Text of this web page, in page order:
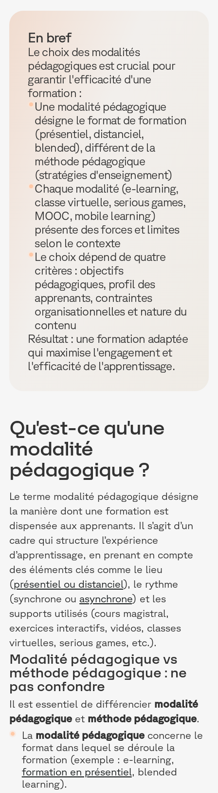
En bref
Le choix des modalités
pédagogiques est crucial pour
garantir l'efficacité d'une
formation :
Une modalité pédagogique
désigne le format de formation
(présentiel, distanciel,
blended), différent de la
méthode pédagogique
(stratégies d'enseignement)
Chaque modalité (e-learning,
classe virtuelle, serious games,
MOOC, mobile learning)
présente des forces et limites
selon le contexte
Le choix dépend de quatre
critères : objectifs
pédagogiques, profil des
apprenants, contraintes
organisationnelles et nature du
contenu
Résultat : une formation adaptée
qui maximise l'engagement et
l'efficacité de l'apprentissage.
Qu'est-ce qu'une
modalité
pédagogique ?
Le terme modalité pédagogique désigne
la manière dont une formation est
dispensée aux apprenants. Il s’agit d’un
cadre qui structure l’expérience
d’apprentissage, en prenant en compte
des éléments clés comme le lieu
(présentiel ou distanciel), le rythme
(synchrone ou asynchrone) et les
supports utilisés (cours magistral,
exercices interactifs, vidéos, classes
virtuelles, serious games, etc.).
Modalité pédagogique vs
méthode pédagogique : ne
pas confondre
Il est essentiel de différencier modalité
pédagogique et méthode pédagogique.
La modalité pédagogiqueconcerne le
format dans lequel se déroule la
formation (exemple : e-learning,
formation en présentiel, blended
learning).